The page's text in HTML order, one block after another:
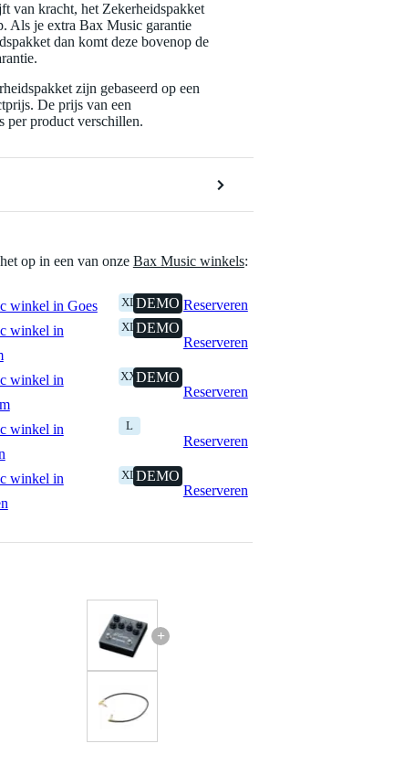
van kracht, het Zekerheidspakket
Als je extra Bax Music garantie
dan komt deze bovenop de
zijn gebaseerd op een
De prijs van een
per product verschillen.
op in een van onze Bax Music winkels:
winkel in Goes XLDEMO Reserveren
winkel in
XLDEMO
Reserveren
winkel in
XXLDEMO
Reserveren
winkel in
L
Reserveren
winkel in
XLDEMO
Reserveren
+